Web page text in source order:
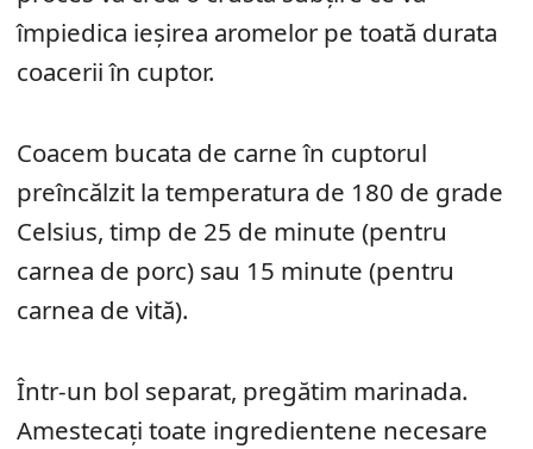
împiedica ieșirea aromelor pe toată durata
coacerii în cuptor.
Coacem bucata de carne în cuptorul
preîncălzit la temperatura de 180 de grade
Celsius, timp de 25 de minute (pentru
carnea de porc) sau 15 minute (pentru
carnea de vită).
Într-un bol separat, pregătim marinada.
Amestecați toate ingredientene necesare